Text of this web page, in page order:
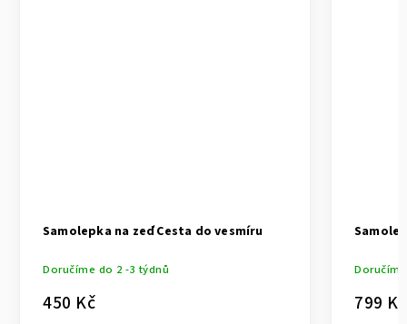
Samolepka na zeď Cesta do vesmíru
Doručíme do 2 -3 týdnů
450 Kč 799 Kč